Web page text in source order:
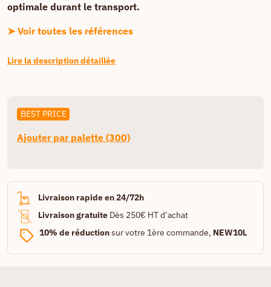
optimale durant le transport.
➤ Voir toutes les références
Lire la description détaillée
BEST PRICE
Ajouter par palette (300)
Livraison rapide en 24/72h
Livraison gratuite Dès 250€ HT d’achat
10% de réductionsur votre 1ère commande, NEW10L